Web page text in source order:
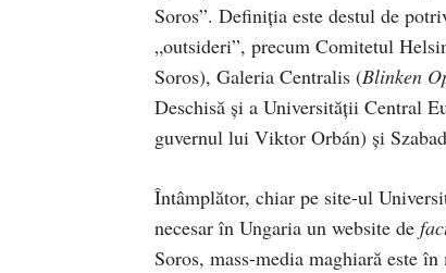
Soros”. Definiția este destul de
„outsideri”, precum Comitetul
Soros), Galeria Centralis (Blinken
Deschisă și a Universității Central
guvernul lui Viktor Orbán) și
Întâmplător, chiar pe site-ul
necesar în Ungaria un website de
Soros, mass-media maghiară este